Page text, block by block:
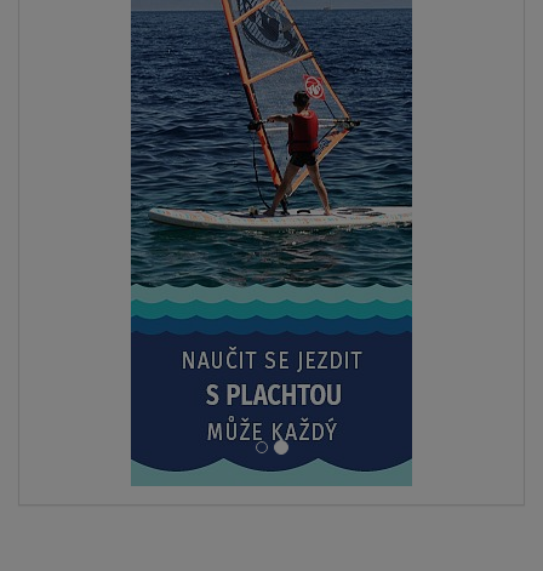
Nabíječka baterií Improve charger 12V 30A LiFePO4
2 499 Kč